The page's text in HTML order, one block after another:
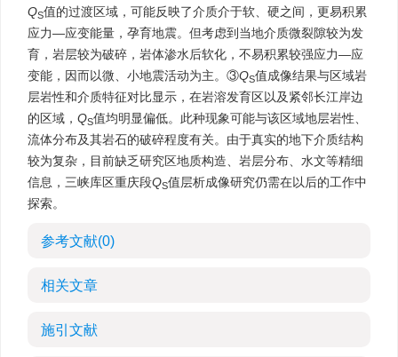
QS值的过渡区域，可能反映了介质介于软、硬之间，更易积累
应力—应变能量，孕育地震。但考虑到当地介质微裂隙较为发
育，岩层较为破碎，岩体渗水后软化，不易积累较强应力—应
变能，因而以微、小地震活动为主。③QS值成像结果与区域岩
层岩性和介质特征对比显示，在岩溶发育区以及紧邻长江岸边
的区域， QS值均明显偏低。此种现象可能与该区域地层岩性、
流体分布及其岩石的破碎程度有关。由于真实的地下介质结构
较为复杂，目前缺乏研究区地质构造、岩层分布、水文等精细
信息，三峡库区重庆段QS值层析成像研究仍需在以后的工作中
探索。
参考文献(0)
相关文章
施引文献